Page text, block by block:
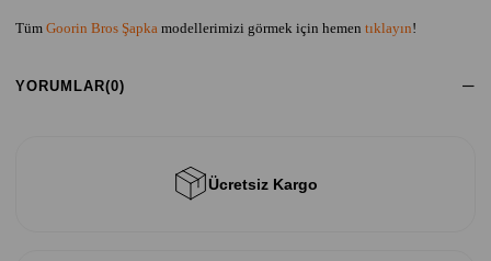
Tüm Goorin Bros Şapka modellerimizi görmek için hemen tıklayın!
YORUMLAR(0)
Ücretsiz Kargo